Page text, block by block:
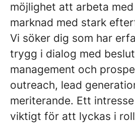
möjlighet att arbeta
marknad med stark
Vi söker dig som har
trygg i dialog med
management och
outreach, lead
meriterande. Ett
viktigt för att lyckas i